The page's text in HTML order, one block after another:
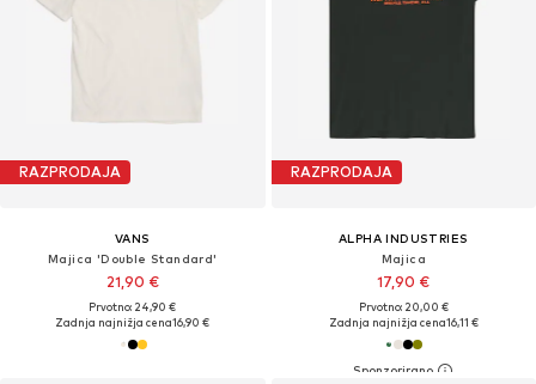
RAZPRODAJA
VANS
Majica 'Double Standard'
21,90 €
Prvotno: 24,90 €
Zadnja najnižja cena16,90 €
RAZPRODAJA
ALPHA INDUSTRIES
Majica
17,90 €
Prvotno: 20,00 €
Zadnja najnižja cena16,11 €